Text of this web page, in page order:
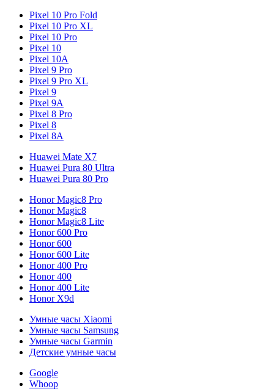
Pixel 10 Pro Fold
Pixel 10 Pro XL
Pixel 10 Pro
Pixel 10
Pixel 10A
Pixel 9 Pro
Pixel 9 Pro XL
Pixel 9
Pixel 9A
Pixel 8 Pro
Pixel 8
Pixel 8A
Huawei Mate X7
Huawei Pura 80 Ultra
Huawei Pura 80 Pro
Honor Magic8 Pro
Honor Magic8
Honor Magic8 Lite
Honor 600 Pro
Honor 600
Honor 600 Lite
Honor 400 Pro
Honor 400
Honor 400 Lite
Honor X9d
Умные часы Xiaomi
Умные часы Samsung
Умные часы Garmin
Детские умные часы
Google
Whoop